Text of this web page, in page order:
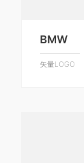
BMW
矢量LOGO